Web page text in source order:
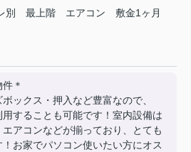
別 最上階 エアコン
敷金1ヶ月
＊
ックス・押入など豊富なので、
することも可能です！室内設備は
アコンなどが揃っており、とても
お家でパソコン使いたい方にオス